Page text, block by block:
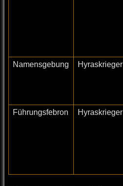
Namensgebung
Hyraskrieger
Führungsfebron
Hyraskrieger